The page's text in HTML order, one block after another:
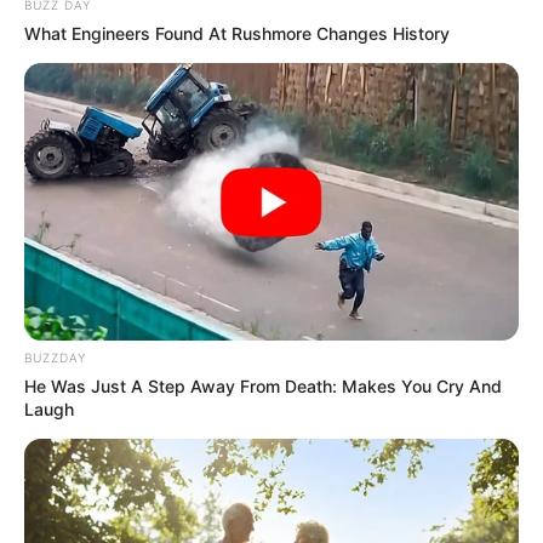
TEMAS RELACIONADOS
CORPORACIÓN AUTÓNOMA REGIONAL
MANTÉNGASE EN ALERTA
Tenemos todas las noticias que le
interesan. Para estar bien informado, por
favor, active las notificaciones de Alerta.
ACTIVAR AHORA
TEMAS DESTACADOS
BUZZ DAY
What Engineers Found At Rushmore Changes History
BUZZDAY
He Was Just A Step Away From Death: Makes You Cry And
Laugh